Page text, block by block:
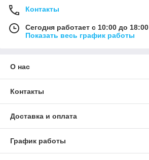
Контакты
Сегодня работает с 10:00 до 18:00
Показать весь график работы
О нас
Контакты
Доставка и оплата
График работы